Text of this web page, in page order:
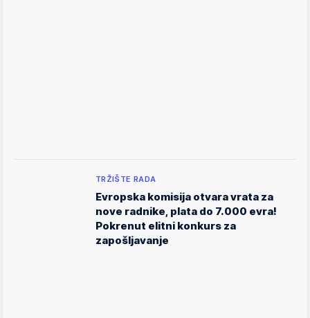
TRŽIŠTE RADA
Evropska komisija otvara vrata za
nove radnike, plata do 7.000 evra!
Pokrenut elitni konkurs za
zapošljavanje